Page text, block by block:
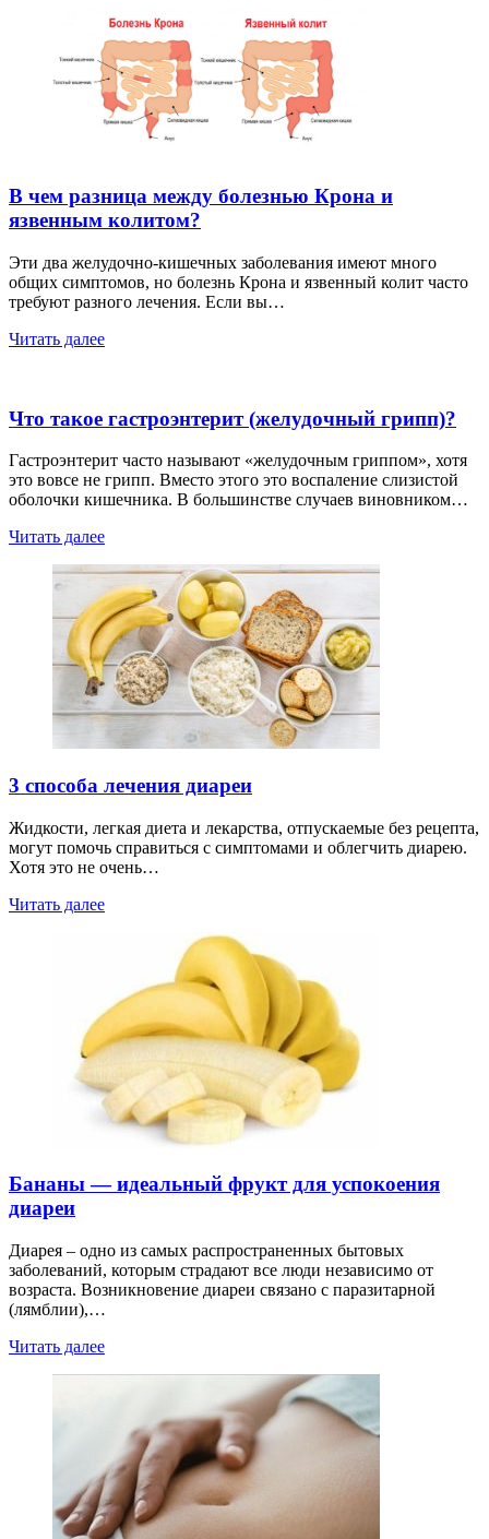
В чем разница между болезнью Крона и
язвенным колитом?
Эти два желудочно-кишечных заболевания имеют много
общих симптомов, но болезнь Крона и язвенный колит часто
требуют разного лечения. Если вы…
Читать далее
Что такое гастроэнтерит (желудочный грипп)?
Гастроэнтерит часто называют «желудочным гриппом», хотя
это вовсе не грипп. Вместо этого это воспаление слизистой
оболочки кишечника. В большинстве случаев виновником…
Читать далее
3 способа лечения диареи
Жидкости, легкая диета и лекарства, отпускаемые без рецепта,
могут помочь справиться с симптомами и облегчить диарею.
Хотя это не очень…
Читать далее
Бананы — идеальный фрукт для успокоения
диареи
Диарея – одно из самых распространенных бытовых
заболеваний, которым страдают все люди независимо от
возраста. Возникновение диареи связано с паразитарной
(лямблии),…
Читать далее